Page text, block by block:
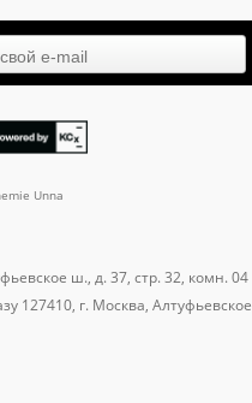
₽
Unna
ш., д. 37, стр. 32, комн. 04
127410, г. Москва, Алтуфьевское